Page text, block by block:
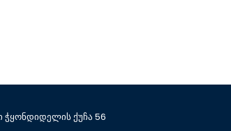
ჭყონდიდელის ქუჩა 56